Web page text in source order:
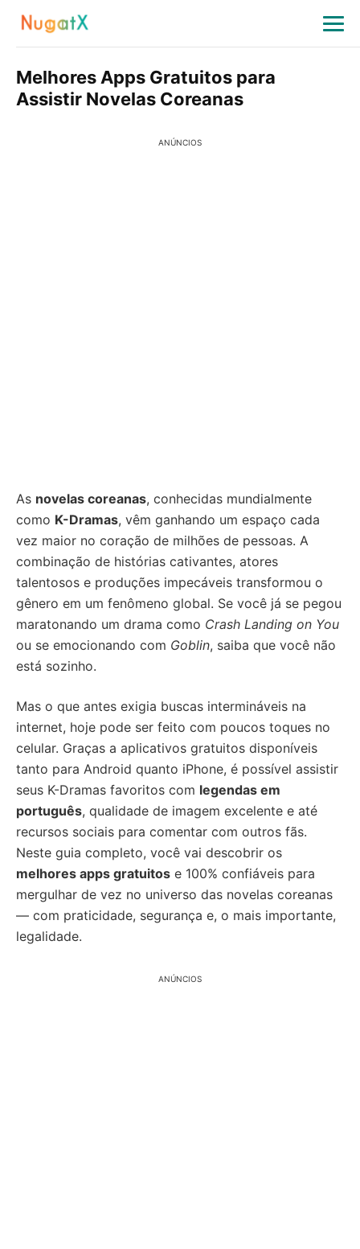
Melhores Apps Gratuitos para
Assistir Novelas Coreanas
ANÚNCIOS
As novelas coreanas, conhecidas mundialmente
como K-Dramas, vêm ganhando um espaço cada
vez maior no coração de milhões de pessoas. A
combinação de histórias cativantes, atores
talentosos e produções impecáveis transformou o
gênero em um fenômeno global. Se você já se pegou
maratonando um drama como Crash Landing on You
ou se emocionando com Goblin, saiba que você não
está sozinho.
Mas o que antes exigia buscas intermináveis na
internet, hoje pode ser feito com poucos toques no
celular. Graças a aplicativos gratuitos disponíveis
tanto para Android quanto iPhone, é possível assistir
seus K-Dramas favoritos com legendas em
português, qualidade de imagem excelente e até
recursos sociais para comentar com outros fãs.
Neste guia completo, você vai descobrir os
melhores apps gratuitos e 100% confiáveis para
mergulhar de vez no universo das novelas coreanas
— com praticidade, segurança e, o mais importante,
legalidade.
ANÚNCIOS